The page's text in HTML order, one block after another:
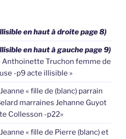
en haut à droite page 8)
en haut à gauche page 9)
Anthoinette Truchon femme de
-p9 acte illisible »
« fille de (blanc) parrain
marraines Jehanne Guyot
Collesson -p22»
« fille de Pierre (blanc) et